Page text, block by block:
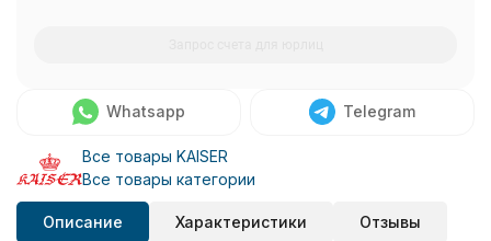
Whatsapp Telegram
Все товары KAISER
Все товары категории
Описание Характеристики Отзывы